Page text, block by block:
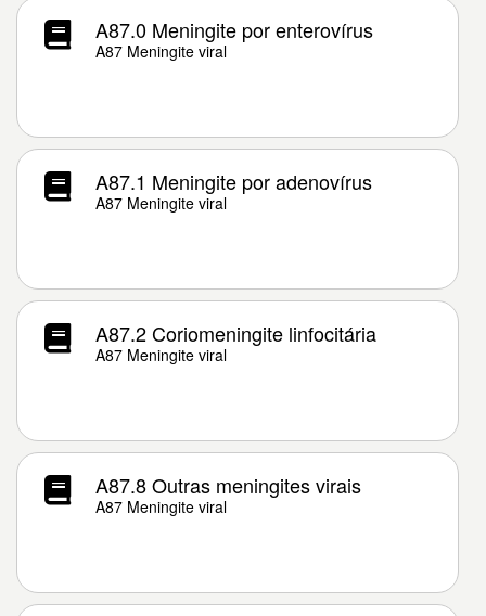
A87.0 Meningite por enterovírus
A87 Meningite viral
A87.1 Meningite por adenovírus
A87 Meningite viral
A87.2 Coriomeningite linfocitária
A87 Meningite viral
A87.8 Outras meningites virais
A87 Meningite viral